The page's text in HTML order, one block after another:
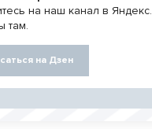
на наш канал в
там.
на Дзен